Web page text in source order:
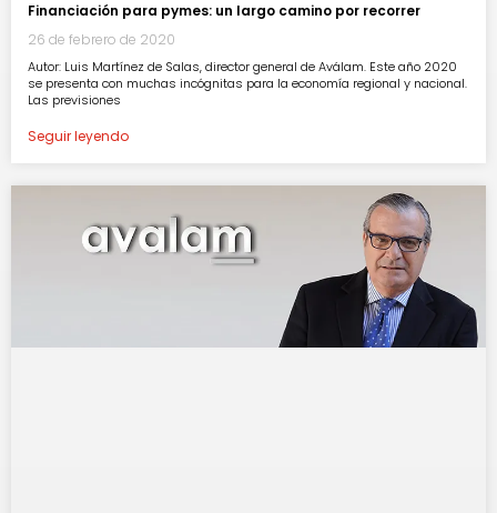
Financiación para pymes: un largo camino por recorrer
26 de febrero de 2020
Autor: Luis Martínez de Salas, director general de Aválam. Este año 2020
se presenta con muchas incógnitas para la economía regional y nacional.
Las previsiones
Seguir leyendo